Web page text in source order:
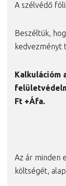
A szélvédő
Beszéltük,
kedvezményt
Kalkulációm
Ft +Áfa.
Az ár minden
költségét,